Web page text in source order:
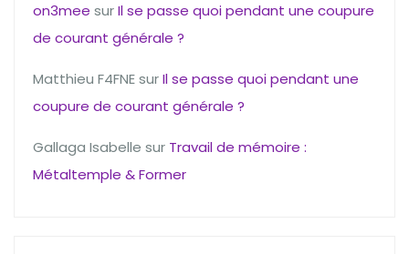
on3mee surIl se passe quoi pendant une coupure
de courant générale ?
Matthieu F4FNEsurIl se passe quoi pendant une
coupure de courant générale ?
Gallaga Isabelle sur Travail de mémoire :
Métaltemple & Former